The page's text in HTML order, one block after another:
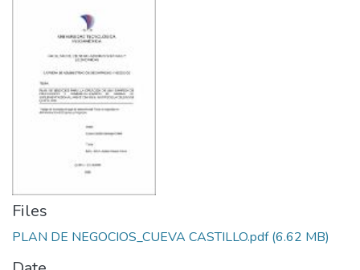
Files
PLAN DE NEGOCIOS_CUEVA CASTILLO.pdf(6.62 MB)